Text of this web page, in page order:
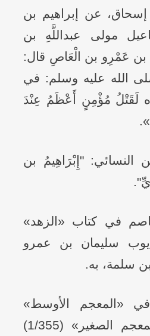
إسحاق، عن إبراهيم بن
مولى عبداللَّهِ بن
بن عَمْرِو بن الْعَاصِ قال:
الله عليه وسلم: في
لَقَتْلُ مُؤْمِنٍ أَعْظَمُ عِنْدَ
النسائي: "إِبْرَاهِيمُ بن
في كتاب «الزهد»
أيوب سليمان بن عمرو
سلمة، به.
في «المعجم الأوسط»
(4/331) وفي «المعجم الصغير» (1/355)